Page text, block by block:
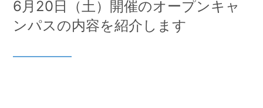
次のオープンキャンパス
日程
6月20日（土）開催のオープンキャ
ンパスの内容を紹介します